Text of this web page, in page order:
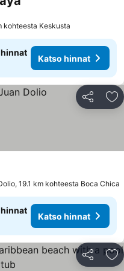
kohteesta Keskusta
Katso hinnat
Jaa
19.1 km kohteesta Boca Chica
Katso hinnat
Jaa